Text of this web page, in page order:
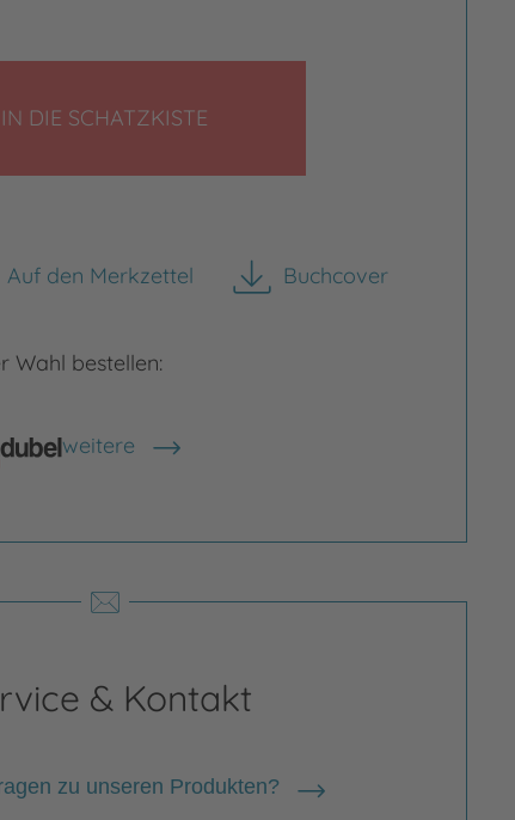
IN DIE SCHATZKISTE
Auf den Merkzettel Buchcover
herunterladen
Wahl bestellen:
weitere
Shops anzeigen
& Kontakt
zu unseren Produkten?
zunächst für eine